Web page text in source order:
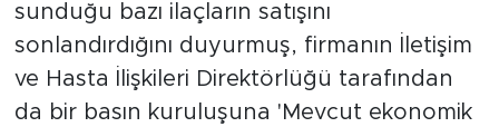
sunduğu bazı ilaçların satışını
sonlandırdığını duyurmuş, firmanın İletişim
ve Hasta İlişkileri Direktörlüğü tarafından
da bir basın kuruluşuna 'Mevcut ekonomik